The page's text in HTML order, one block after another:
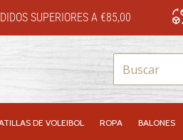
SUPERIORES A €85,00
DE VOLEIBOL ROPA BALONES